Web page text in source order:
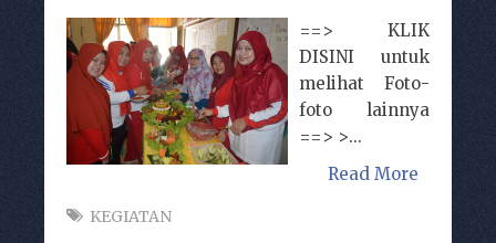
==> KLIK
DISINI untuk
melihat Foto-
foto lainnya
==> >...
Read More
KEGIATAN